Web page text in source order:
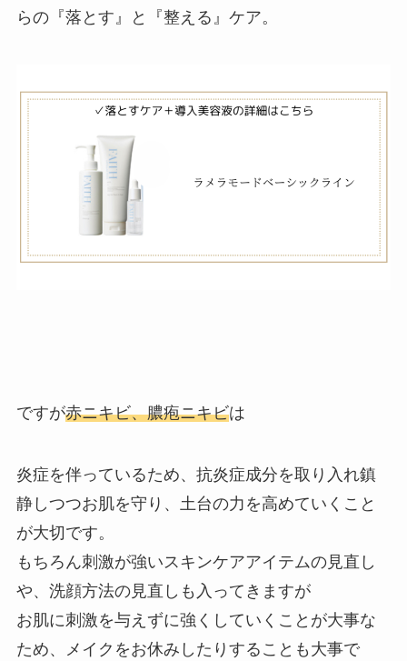
らの『落とす』と『整える』ケア。
ですが赤ニキビ、膿疱ニキビは
炎症を伴っているため、抗炎症成分を取り入れ鎮
静しつつお肌を守り、土台の力を高めていくこと
が大切です。
もちろん刺激が強いスキンケアアイテムの見直し
や、洗顔方法の見直しも入ってきますが
お肌に刺激を与えずに強くしていくことが大事な
ため、メイクをお休みしたりすることも大事で